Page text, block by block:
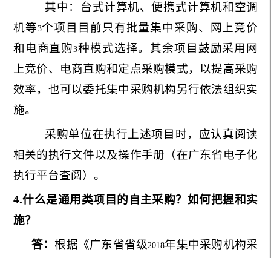
其中：台式计算机、便携式计算机和空调
机等3个项目目前只有批量集中采购、网上竞价
和电商直购3种模式选择。其余项目鼓励采用网
上竞价、电商直购和定点采购模式，以提高采购
效率，也可以委托集中采购机构另行依法组织实
施。
采购单位在执行上述项目时，应认真阅读
相关的执行文件以及操作手册（在广东省电子化
执行平台查阅）。
4.什么是通用类项目的自主采购？如何把握和实
施？
答：根据《广东省省级2018年集中采购机构采